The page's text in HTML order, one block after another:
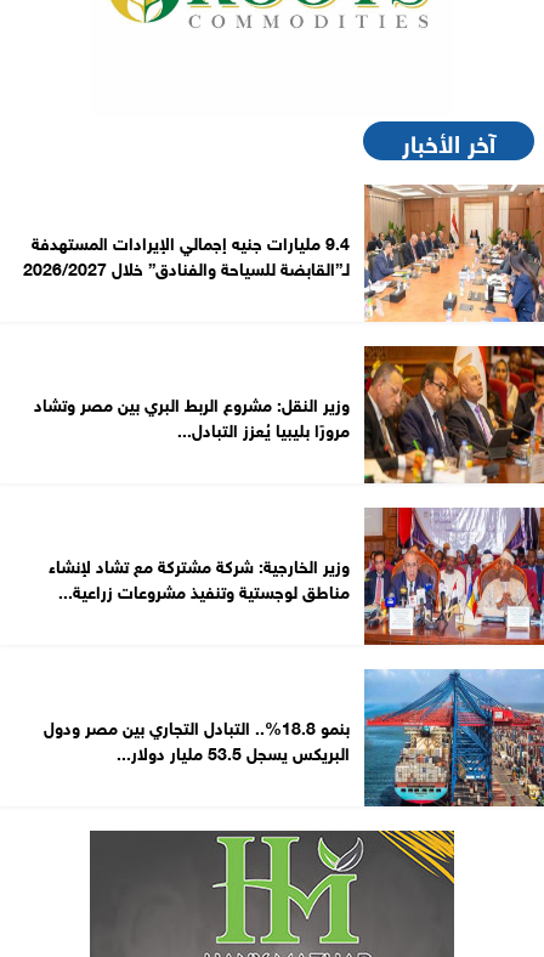
آخر الأخبار
9.4 مليارات جنيه إجمالي الإيرادات المستهدفة
لـ”القابضة للسياحة والفنادق” خلال 2026/2027
وزير النقل: مشروع الربط البري بين مصر وتشاد
مرورًا بليبيا يُعزز التبادل...
وزير الخارجية: شركة مشتركة مع تشاد لإنشاء
مناطق لوجستية وتنفيذ مشروعات زراعية...
بنمو 18.8%.. التبادل التجاري بين مصر ودول
البريكس يسجل 53.5 مليار دولار...